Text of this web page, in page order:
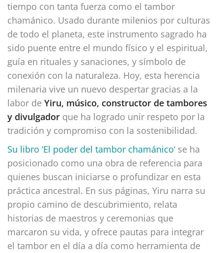
tiempo con tanta fuerza como el tambor
chamánico. Usado durante milenios por culturas
de todo el planeta, este instrumento sagrado ha
sido puente entre el mundo físico y el espiritual,
guía en rituales y sanaciones, y símbolo de
conexión con la naturaleza. Hoy, esta herencia
milenaria vive un nuevo despertar gracias a la
labor de Yiru, músico, constructor de tambores
y divulgador que ha logrado unir respeto por la
tradición y compromiso con la sostenibilidad.
Su libro ‘El poder del tambor chamánico‘ se ha
posicionado como una obra de referencia para
quienes buscan iniciarse o profundizar en esta
práctica ancestral. En sus páginas, Yiru narra su
propio camino de descubrimiento, relata
historias de maestros y ceremonias que
marcaron su vida, y ofrece pautas para integrar
el tambor en el día a día como herramienta de